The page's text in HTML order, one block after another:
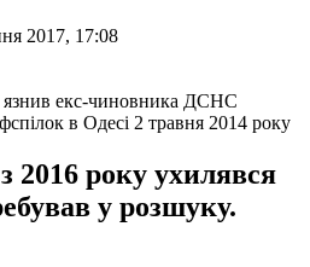
2017, 17:08
в Одесі 2 травня 2014 року
2016 року ухилявся
у розшуку.